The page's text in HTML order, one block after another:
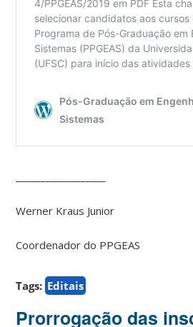
Werner Kraus Junior
Coordenador do PPGEAS
Tags: Editais
Prorrogação das